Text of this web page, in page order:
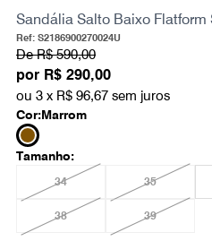
Sandália Salto Baixo Flatform
Ref: S2186900270024U
DeR$ 590,00
por R$ 290,00
ou 3 x R$ 96,67 sem juros
Cor:Marrom
Tamanho:
34 35
38 39